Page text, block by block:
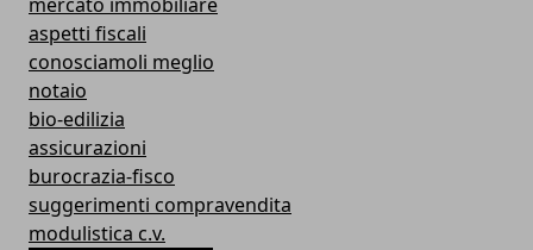
aspetti fiscali
conosciamoli meglio
notaio
bio-edilizia
assicurazioni
burocrazia-fisco
suggerimenti compravendita
modulistica c.v.